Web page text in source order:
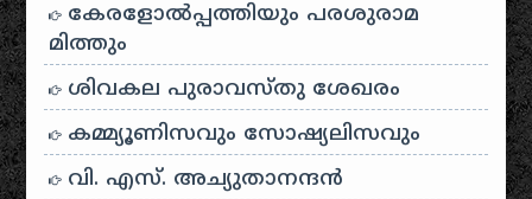
കേരളോൽപ്പത്തിയും പരശുരാമ
മിത്തും
ശിവകല പുരാവസ്തു ശേഖരം
കമ്മ്യൂണിസവും സോഷ്യലിസവും
വി. എസ്. അച്യുതാനന്ദൻ